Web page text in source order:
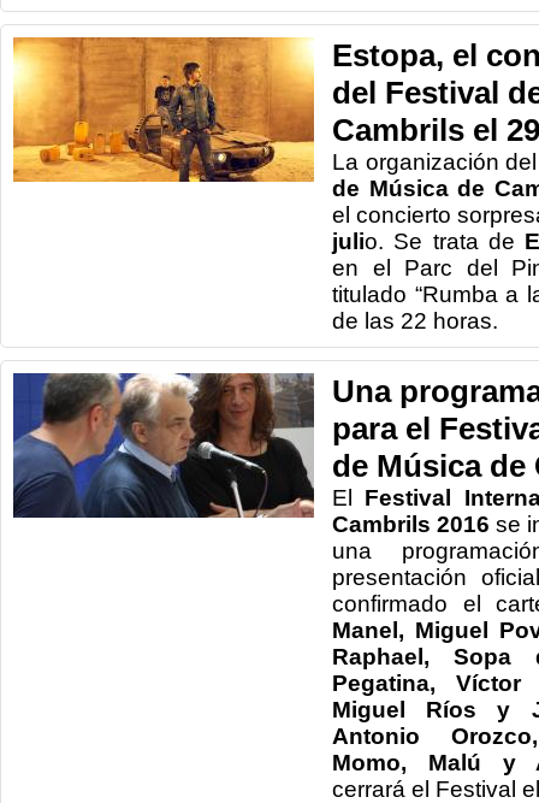
Estopa, el
del Festival
Cambrils el
La organización
de Música de
el concierto
julio. Se trata de
en el Parc del
titulado “Rumba a
de las 22 horas.
Una
para el
de Música de
El
Festival
Cambrils 2016 se
una
presentación
confirmado el
Manel, Miguel
Raphael,
Pegatina, Víctor
Miguel Ríos y
Antonio
Momo, Malú y
cerrará el Festival